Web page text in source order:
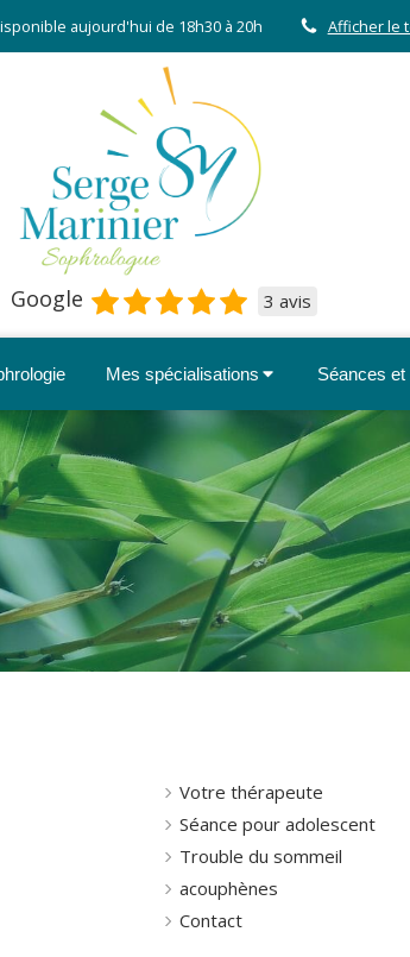
aujourd'hui de 18h30 à 20h Afficher le
Google 3 avis
Mes spécialisations Séances et
Votre thérapeute
Séance pour adolescent
Trouble du sommeil
acouphènes
Contact